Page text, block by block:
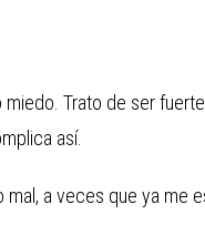
Trato de ser
así.
a veces que ya me